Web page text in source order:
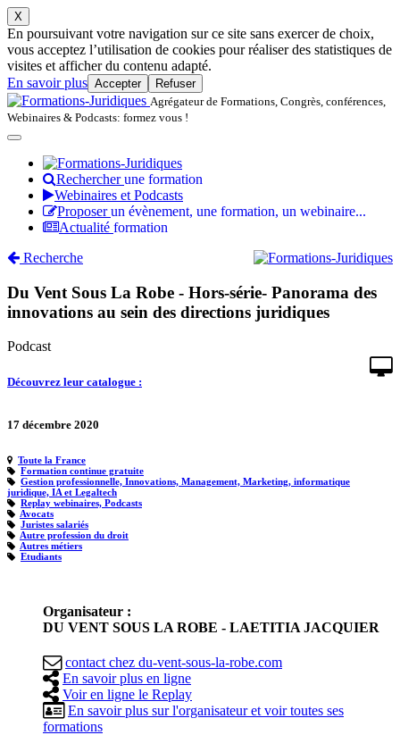
X
En poursuivant votre navigation sur ce site sans exercer de choix,
vous acceptez l’utilisation de cookies pour réaliser des statistiques de
visites et afficher du contenu adapté.
En savoir plus Accepter
Refuser
Agrégateur de Formations, Congrès, conférences,
Webinaires & Podcasts: formez vous !
Rechercherune formation
Webinaires et Podcasts
Proposerun évènement, une formation, un webinaire...
Actualité formation
Recherche
Du Vent Sous La Robe - Hors-série- Panorama des
innovations au sein des directions juridiques
Podcast
17 décembre 2020
Toute la France
Formation continue gratuite
Gestion professionnelle, Innovations, Management, Marketing, informatique
juridique, IA et Legaltech
Replay webinaires, Podcasts
Avocats
Juristes salariés
Autre profession du droit
Autres métiers
Etudiants
Organisateur :
DU VENT SOUS LA ROBE - LAETITIA JACQUIER
contact chez du-vent-sous-la-robe.com
En savoir plus en ligne
Voir en ligne le Replay
En savoir plus sur l'organisateur et voir toutes ses
formations
Découvrez leur catalogue :